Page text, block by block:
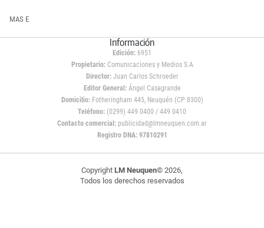
MAS E
Información
Edición: 6951
Propietario:Comunicaciones y Medios S.A
Director: Juan Carlos Schroeder
Editor General:Ángel Casagrande
Domicilio:Fotheringham 445, Neuquén (CP 8300)
Teléfono: (0299) 449 0400 / 449 0410
Contacto comercial: publicidad@lmneuquen.com.ar
Registro DNA: 97810291
Copyright LM Neuquen© 2026,
Todos los derechos reservados